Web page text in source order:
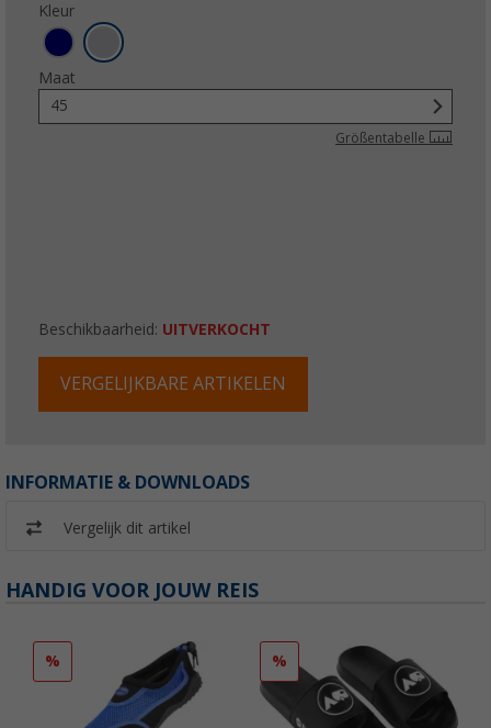
Kleur
Maat
45
Größentabelle
Beschikbaarheid: UITVERKOCHT
VERGELIJKBARE ARTIKELEN
INFORMATIE & DOWNLOADS
Vergelijk dit artikel
HANDIG VOOR JOUW REIS
% %